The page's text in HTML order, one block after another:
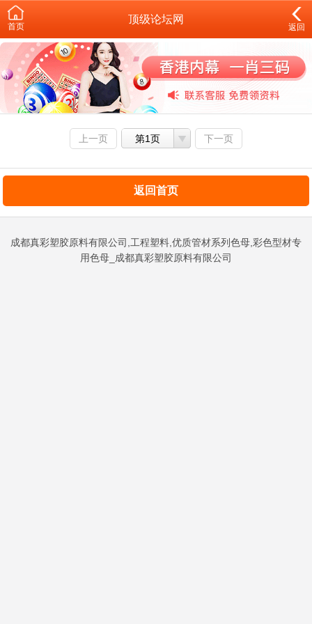
首页
顶级论坛网
返回
上一页 第1页 下一页
返回首页
成都真彩塑胶原料有限公司,工程塑料,优质管材系列色母,彩色型材专
用色母_成都真彩塑胶原料有限公司